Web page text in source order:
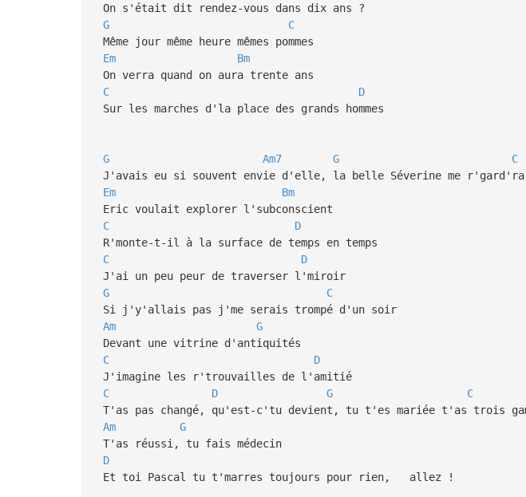
On s'était dit rendez-vous dans dix ans ?
G
C
Même jour même heure mêmes pommes
Em
Bm
On verra quand on aura trente ans
C
D
Sur les marches d'la place des grands hommes
G Am7 G
C
J'avais eu si souvent envie d'elle, la belle Séverine me
Em
Bm
Eric voulait explorer l'subconscient
C
D
R'monte-t-il à la surface de temps en temps
C
D
J'ai un peu peur de traverser l'miroir
G
C
Si j'y'allais pas j'me serais trompé d'un soir
Am
G
Devant une vitrine d'antiquités
C
D
J'imagine les r'trouvailles de l'amitié
C
D G
C
T'as pas changé, qu'est-c'tu devient, tu t'es mariée t'as trois
Am
G
T'as réussi, tu fais médecin
D
Et toi Pascal tu t'marres toujours pour rien, allez !